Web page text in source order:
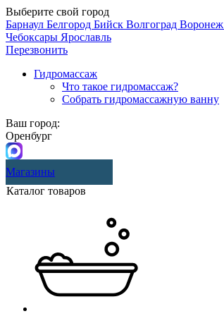
Выберите свой город
Барнаул Белгород Бийск Волгоград Воронеж
Чебоксары Ярославль
Перезвонить
Гидромассаж
Что такое гидромассаж?
Собрать гидромассажную ванну
Ваш город:
Оренбург
Магазины
Каталог товаров